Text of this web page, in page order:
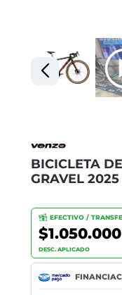
BICICLETA
GRAVEL
EFECTIVO /
$1.050.000
DESC. APLICADO